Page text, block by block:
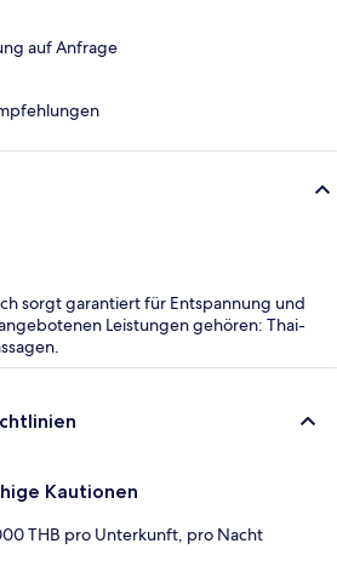
auf Anfrage
sorgt garantiert für Entspannung und
Leistungen gehören: Thai-
Kautionen
THB pro Unterkunft, pro Nacht